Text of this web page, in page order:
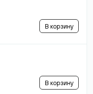
В корзину
В корзину